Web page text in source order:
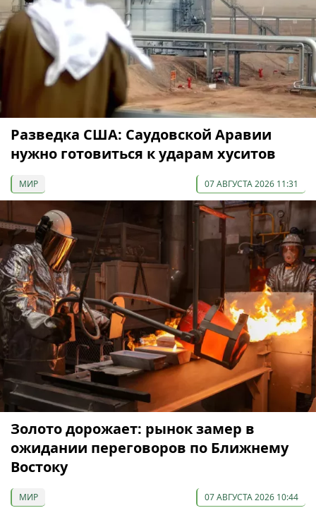
Разведка США: Саудовской Аравии
нужно готовиться к ударам хуситов
МИР 07 АВГУСТА 2026 11:31
Золото дорожает: рынок замер в
ожидании переговоров по Ближнему
Востоку
МИР 07 АВГУСТА 2026 10:44